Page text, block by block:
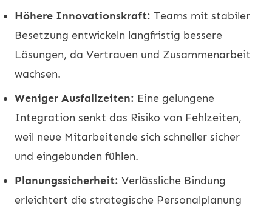
Höhere Innovationskraft: Teams mit stabiler
Besetzung entwickeln langfristig bessere
Lösungen, da Vertrauen und Zusammenarbeit
wachsen.
Weniger Ausfallzeiten: Eine gelungene
Integration senkt das Risiko von Fehlzeiten,
weil neue Mitarbeitende sich schneller sicher
und eingebunden fühlen.
Planungssicherheit: Verlässliche Bindung
erleichtert die strategische Personalplanung